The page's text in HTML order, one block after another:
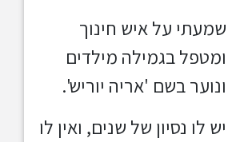
שמעתי על איש חינוך
ומטפל בגמילה מילדים
ונוער בשם 'אריה יוריש'.
יש לו נסיון של שנים, ואין לו